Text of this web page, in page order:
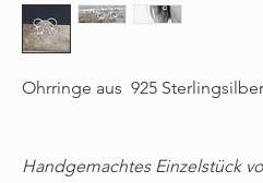
Ohrringe aus 925
Handgemachtes Einzelstück